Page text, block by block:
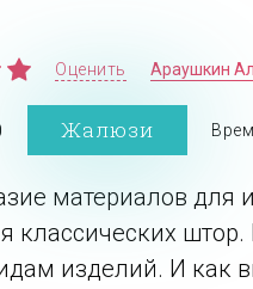
Оценить Араушкин
Жалюзи
материалов для
классических
изделий. И как